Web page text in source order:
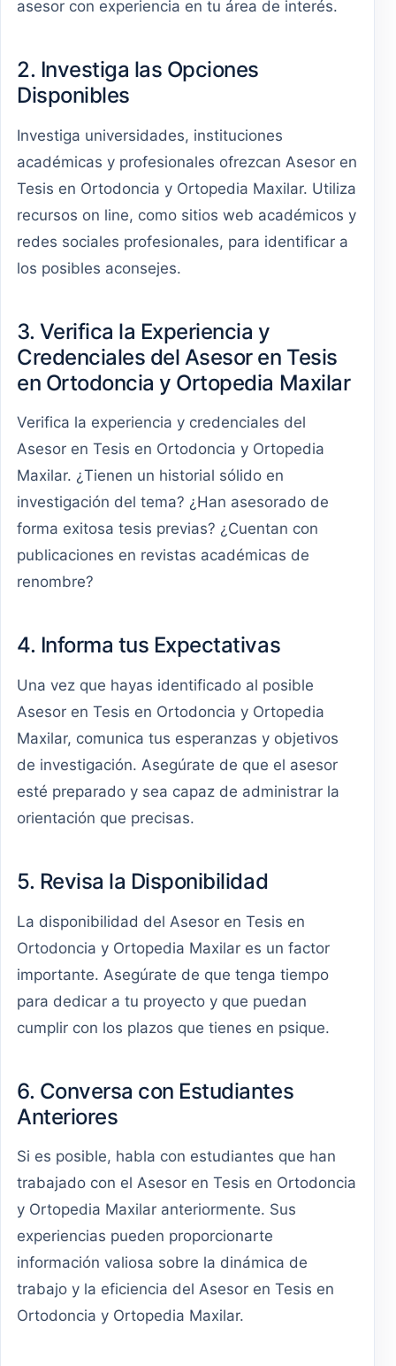
asesor con experiencia en tu área de interés.
2. Investiga las Opciones
Disponibles
Investiga universidades, instituciones
académicas y profesionales ofrezcan Asesor en
Tesis en Ortodoncia y Ortopedia Maxilar. Utiliza
recursos on line, como sitios web académicos y
redes sociales profesionales, para identificar a
los posibles aconsejes.
3. Verifica la Experiencia y
Credenciales del Asesor en Tesis
en Ortodoncia y Ortopedia Maxilar
Verifica la experiencia y credenciales del
Asesor en Tesis en Ortodoncia y Ortopedia
Maxilar. ¿Tienen un historial sólido en
investigación del tema? ¿Han asesorado de
forma exitosa tesis previas? ¿Cuentan con
publicaciones en revistas académicas de
renombre?
4. Informa tus Expectativas
Una vez que hayas identificado al posible
Asesor en Tesis en Ortodoncia y Ortopedia
Maxilar, comunica tus esperanzas y objetivos
de investigación. Asegúrate de que el asesor
esté preparado y sea capaz de administrar la
orientación que precisas.
5. Revisa la Disponibilidad
La disponibilidad del Asesor en Tesis en
Ortodoncia y Ortopedia Maxilar es un factor
importante. Asegúrate de que tenga tiempo
para dedicar a tu proyecto y que puedan
cumplir con los plazos que tienes en psique.
6. Conversa con Estudiantes
Anteriores
Si es posible, habla con estudiantes que han
trabajado con el Asesor en Tesis en Ortodoncia
y Ortopedia Maxilar anteriormente. Sus
experiencias pueden proporcionarte
información valiosa sobre la dinámica de
trabajo y la eficiencia del Asesor en Tesis en
Ortodoncia y Ortopedia Maxilar.